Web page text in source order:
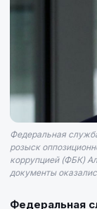
Федеральная
розыск
коррупцией (ФБК)
документы
Федеральная